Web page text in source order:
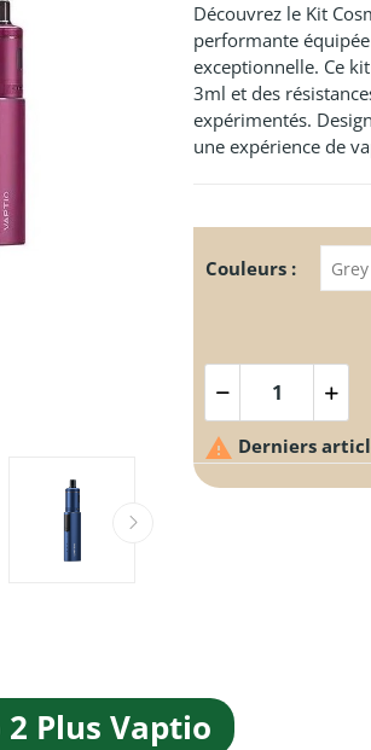
Découvrez le Kit
performante
exceptionnelle. Ce
3ml et des
expérimentés.
une expérience de
Couleurs :
 Derniers
Plus Vaptio